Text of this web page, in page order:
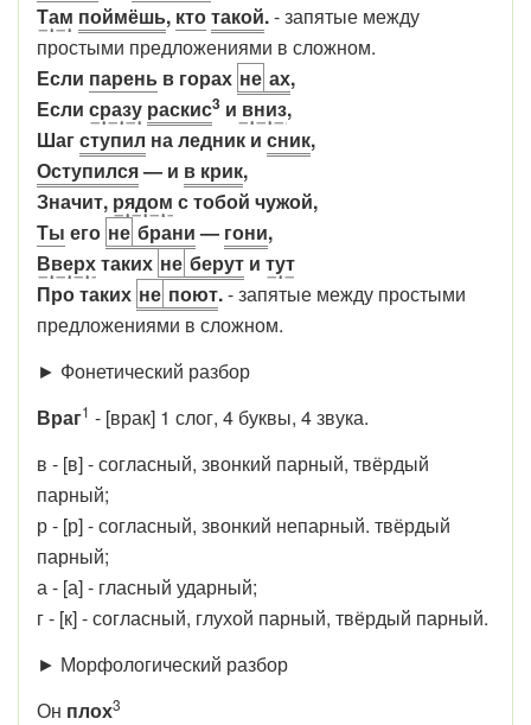
Там поймёшь, ктотакой.- запятые между
простыми предложениями в сложном.
Если парень в горах не ах,
Если сразу раскис3 и вниз,
Шагступил на ледник и сник,
Оступился— и в крик,
Значит, рядом с тобой чужой,
Ты его не брани— гони,
Вверхтаких не берут и тут
Про таких не поют.- запятые между простыми
предложениями в сложном.
► Фонетический разбор
Враг1 - [врак] 1 слог, 4 буквы, 4 звука.
в - [в] - согласный, звонкий парный, твёрдый
парный;
р - [р] - согласный, звонкий непарный. твёрдый
парный;
а - [а] - гласный ударный;
г - [к] - согласный, глухой парный, твёрдый парный.
► Морфологический разбор
Он плох3